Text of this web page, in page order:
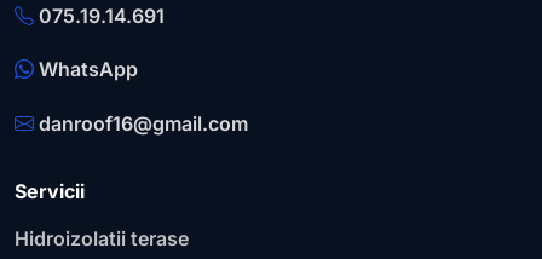
075.19.14.691
WhatsApp
danroof16@gmail.com
Servicii
Hidroizolatii terase